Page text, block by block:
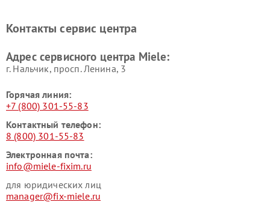
Miele
Miele
пылесосов Miele
Контакты сервис центра
Адрес сервисного центра Miele:
г. Нальчик, просп. Ленина, 3
Горячая линия:
+7 (800) 301-55-83
Контактный телефон:
8 (800) 301-55-83
Электронная почта:
info@miele-fixim.ru
для юридических лиц
manager@fix-miele.ru